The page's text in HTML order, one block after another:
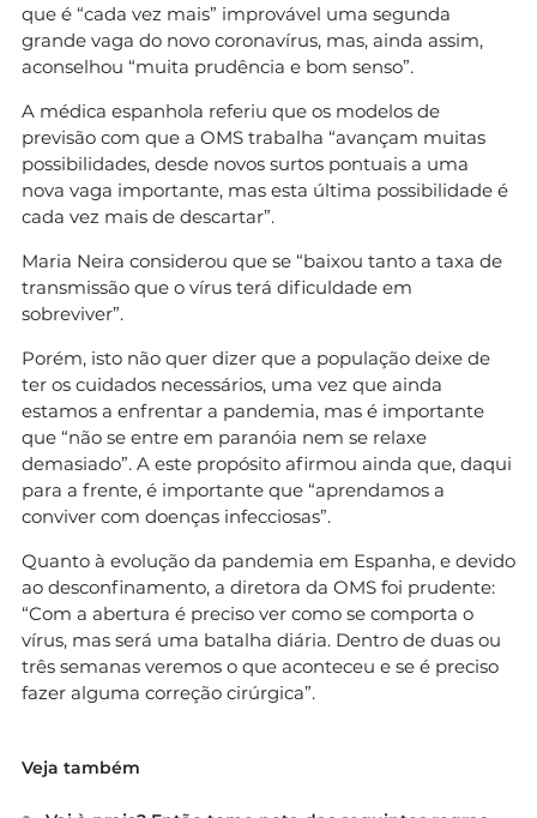
que é “cada vez mais” improvável uma segunda
grande vaga do novo coronavírus, mas, ainda assim,
aconselhou “muita prudência e bom senso”.
A médica espanhola referiu que os modelos de
previsão com que a OMS trabalha “avançam muitas
possibilidades, desde novos surtos pontuais a uma
nova vaga importante, mas esta última possibilidade é
cada vez mais de descartar”.
Maria Neira considerou que se “baixou tanto a taxa de
transmissão que o vírus terá dificuldade em
sobreviver”.
Porém, isto não quer dizer que a população deixe de
ter os cuidados necessários, uma vez que ainda
estamos a enfrentar a pandemia, mas é importante
que “não se entre em paranóia nem se relaxe
demasiado”. A este propósito afirmou ainda que, daqui
para a frente, é importante que “aprendamos a
conviver com doenças infecciosas”.
Quanto à evolução da pandemia em Espanha, e devido
ao desconfinamento, a diretora da OMS foi prudente:
“Com a abertura é preciso ver como se comporta o
vírus, mas será uma batalha diária. Dentro de duas ou
três semanas veremos o que aconteceu e se é preciso
fazer alguma correção cirúrgica”.
Veja também